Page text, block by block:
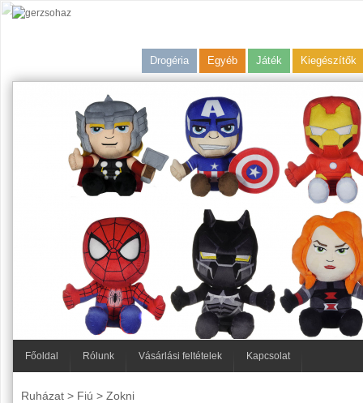
Drogéria Egyéb Játék Kiegészítők
Főoldal Rólunk Vásárlási feltételek Kapcsolat
Ruházat> Fiú > Zokni